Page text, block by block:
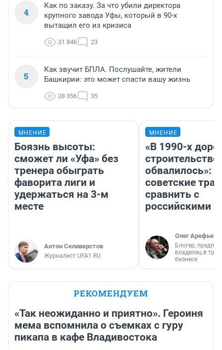
4
Как по заказу. За что убили директора
крупного завода Уфы, который в 90-х
вытащил его из кризиса
31 846 23
5
Как звучит БПЛА. Послушайте, жители
Башкирии: это может спасти вашу жизнь
28 356 35
МНЕНИЕ
Боязнь высоты:
сможет ли «Уфа» без
тренера обыграть
фаворита лиги и
удержаться на 3-м
месте
Антон Селиверстов
Журналист UFA1.RU
МНЕНИЕ
«В 1990-х
строительство
обвалилось»:
советские
сравнить с
российскими
Олег Арефьев
Блогер,
владелец в
бизнесе
РЕКОМЕНДУЕМ
«Так неожиданно и приятно». Героиня
мема вспомнила о съемках с гуру
пикапа в кафе Владивостока